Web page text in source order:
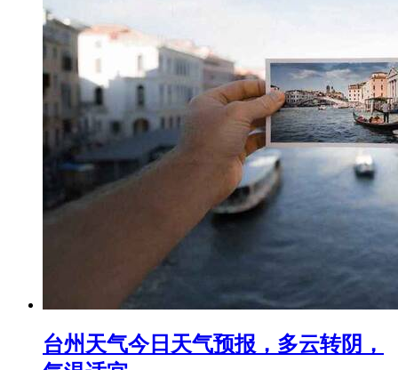
台州天气今日天气预报，多云转阴，